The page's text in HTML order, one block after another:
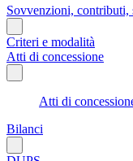
Sovvenzioni, contributi,
Criteri e modalità
Atti di concessione
Atti di
Bilanci